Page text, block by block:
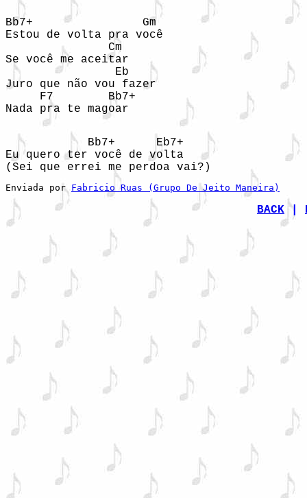
Bb7+                Gm
Estou de volta pra você
               Cm
Se você me aceitar
                Eb
Juro que não vou fazer
     F7        Bb7+
Nada pra te magoar
            Bb7+      Eb7+
Eu quero ter você de volta
(Sei que errei me perdoa vai?)
Enviada por Fabricio Ruas (Grupo De Jeito Maneira)
BACK |